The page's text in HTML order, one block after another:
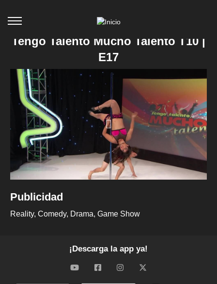
Tengo Talento Mucho Talento T10 |
E17
Publicidad
Reality Comedy Drama Game Show
¡Descarga la app ya!